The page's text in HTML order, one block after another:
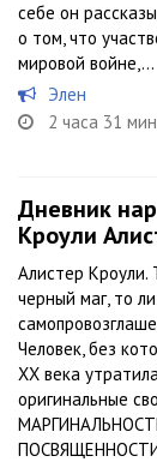
себе он
о том, что
мировой войне,...
Элен
2 часа 31
Дневник
Кроули
Алистер Кроули.
черный маг, то
Человек, без
XX века
оригинальные